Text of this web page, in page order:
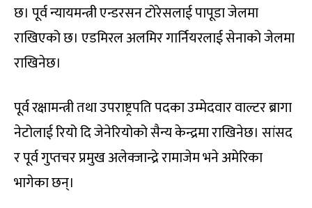
छ। पूर्व न्यायमन्त्री एन्डरसन टोरेसलाई पापूडा जेलमा
राखिएको छ। एडमिरल अलमिर गार्नियरलाई सेनाको जेलमा
राखिनेछ।
पूर्व रक्षामन्त्री तथा उपराष्ट्रपति पदका उम्मेदवार वाल्टर ब्रागा
नेटोलाई रियो दि जेनेरियोको सैन्य केन्द्रमा राखिनेछ। सांसद
र पूर्व गुप्तचर प्रमुख अलेक्जान्द्रे रामाजेम भने अमेरिका
भागेका छन्।